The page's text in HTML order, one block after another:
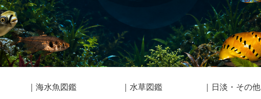
｜海水魚図鑑 ｜水草図鑑 ｜日淡・その他